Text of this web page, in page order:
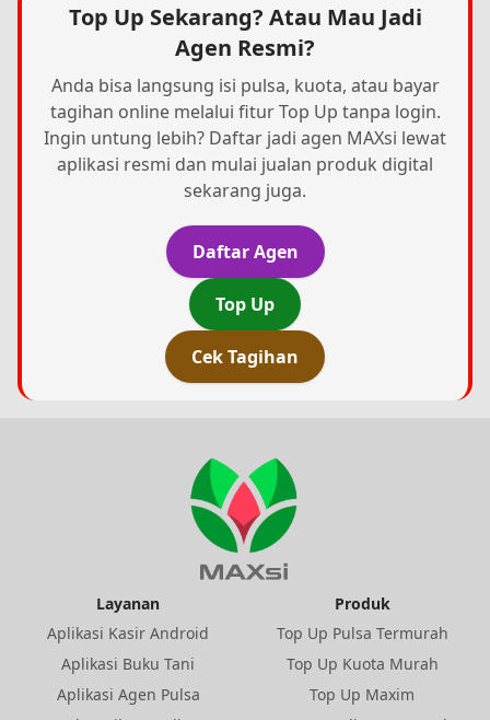
Top Up Sekarang? Atau Mau Jadi
Agen Resmi?
Anda bisa langsung isi pulsa, kuota, atau bayar
tagihan online melalui fitur Top Up tanpa login.
Ingin untung lebih? Daftar jadi agen MAXsi lewat
aplikasi resmi dan mulai jualan produk digital
sekarang juga.
Daftar Agen
Top Up
Cek Tagihan
Layanan
Aplikasi Kasir Android
Aplikasi Buku Tani
Aplikasi Agen Pulsa
Produk
Top Up Pulsa Termurah
Top Up Kuota Murah
Top Up Maxim